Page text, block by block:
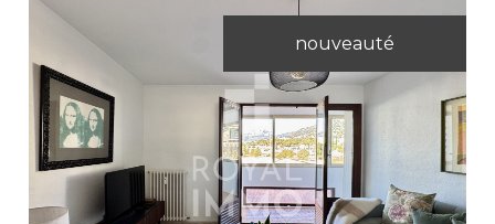
nouveauté
Voir le bien